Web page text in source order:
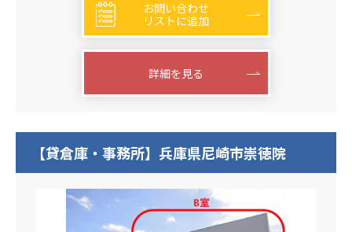
お問い合わせ
リストに追加
詳細を見る
【貸倉庫・事務所】兵庫県尼崎市崇徳院